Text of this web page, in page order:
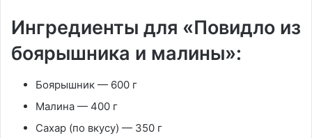
Ингредиенты для «Повидло из
боярышника и малины»:
Боярышник — 600 г
Малина — 400 г
Сахар (по вкусу) — 350 г